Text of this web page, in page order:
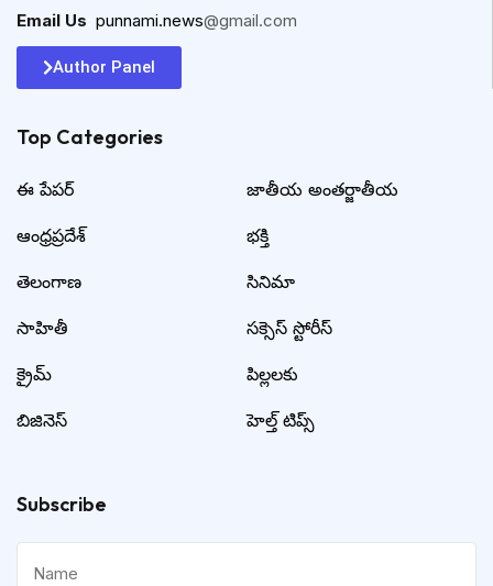
Email Us punnami.news@gmail.com
Author Panel
Top Categories​
ఈ పేపర్
ఆంధ్రప్రదేశ్
తెలంగాణ
సాహితీ
క్రైమ్
బిజినెస్
జాతీయ అంతర్జాతీయ
భక్తి
సినిమా
సక్సెస్ స్టోరీస్
పిల్లలకు
హెల్త్ టిప్స్
Subscribe